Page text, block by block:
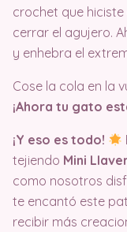
crochet que hiciste
cerrar el agujero.
y enhebra el
Cose la cola en la
¡Ahora tu gato
¡Y eso es todo!
tejiendo Mini
como nosotros
te encantó este
recibir más